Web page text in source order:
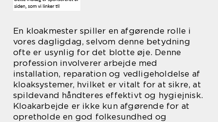
En kloakmester spiller en afgørende rolle i
vores dagligdag, selvom denne betydning
ofte er usynlig for det blotte øje. Denne
profession involverer arbejde med
installation, reparation og vedligeholdelse af
kloaksystemer, hvilket er vitalt for at sikre, at
spildevand håndteres effektivt og hygiejnisk.
Kloakarbejde er ikke kun afgørende for at
opretholde en god folkesundhed og